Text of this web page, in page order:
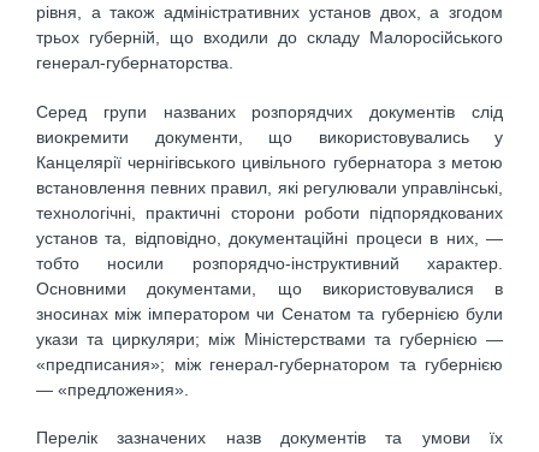
рівня, а також адміністративних установ двох, а згодом
трьох губерній, що входили до складу Малоросійського
генерал-губернаторства.
Серед групи названих розпорядчих документів слід
виокремити документи, що використовувались у
Канцелярії чернігівського цивільного губернатора з метою
встановлення певних правил, які регулювали управлінські,
технологічні, практичні сторони роботи підпорядкованих
установ та, відповідно, документаційні процеси в них, —
тобто носили розпорядчо-інструктивний характер.
Основними документами, що використовувалися в
зносинах між імператором чи Сенатом та губернією були
укази та циркуляри; між Міністерствами та губернією —
«предписания»; між генерал-губернатором та губернією
— «предложения».
Перелік зазначених назв документів та умови їх